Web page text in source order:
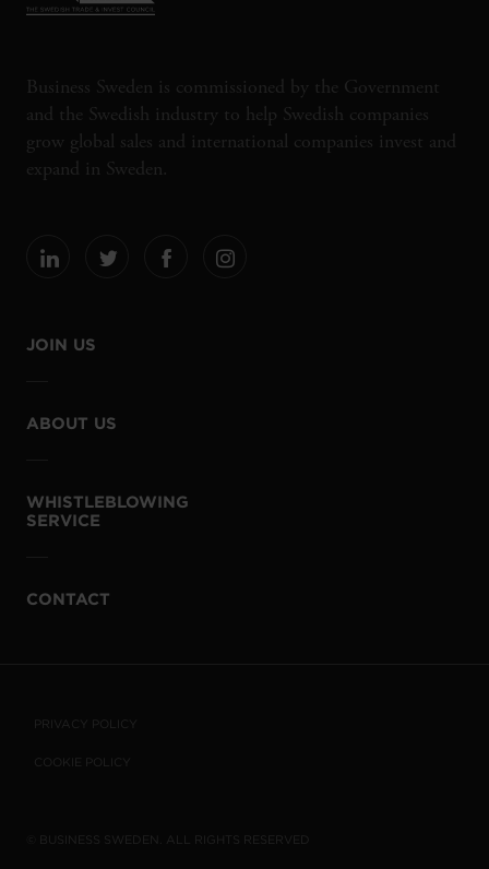
Business Sweden is commissioned by the Government
and the Swedish industry to help Swedish companies
grow global sales and international companies invest and
expand in Sweden.
JOIN US
ABOUT US
WHISTLEBLOWING
SERVICE
CONTACT
PRIVACY POLICY
COOKIE POLICY
© BUSINESS SWEDEN. ALL RIGHTS RESERVED